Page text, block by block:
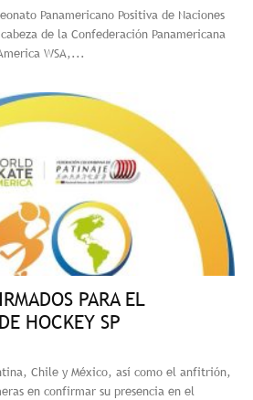
Panamericano Positiva de Naciones
de la Confederación Panamericana
WSA,...
PARA EL
HOCKEY SP
Chile y México, así como el anfitrión,
en confirmar su presencia en el